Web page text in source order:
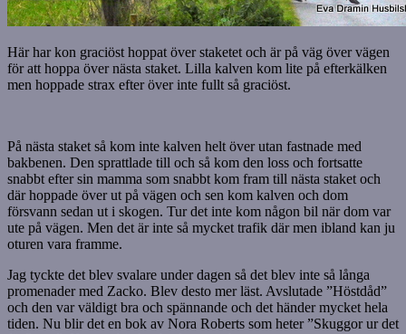
Här har kon graciöst hoppat över staketet och är på väg över vägen
för att hoppa över nästa staket. Lilla kalven kom lite på efterkälken
men hoppade strax efter över inte fullt så graciöst.
På nästa staket så kom inte kalven helt över utan fastnade med
bakbenen. Den sprattlade till och så kom den loss och fortsatte
snabbt efter sin mamma som snabbt kom fram till nästa staket och
där hoppade över ut på vägen och sen kom kalven och dom
försvann sedan ut i skogen. Tur det inte kom någon bil när dom var
ute på vägen. Men det är inte så mycket trafik där men ibland kan ju
oturen vara framme.
Jag tyckte det blev svalare under dagen så det blev inte så långa
promenader med Zacko. Blev desto mer läst. Avslutade ”Höstdåd”
och den var väldigt bra och spännande och det händer mycket hela
tiden. Nu blir det en bok av Nora Roberts som heter ”Skuggor ur det